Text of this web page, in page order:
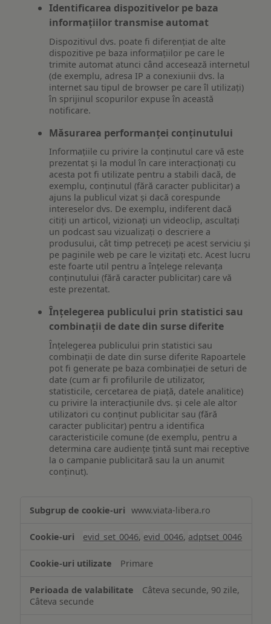
Identificarea dispozitivelor pe baza
informațiilor transmise automat
Dispozitivul dvs. poate fi diferențiat de alte
dispozitive pe baza informațiilor pe care le
trimite automat atunci când accesează internetul
(de exemplu, adresa IP a conexiunii dvs. la
internet sau tipul de browser pe care îl utilizați)
în sprijinul scopurilor expuse în această
notificare.
Măsurarea performanței conținutului
Informațiile cu privire la conținutul care vă este
prezentat și la modul în care interacționați cu
acesta pot fi utilizate pentru a stabili dacă, de
exemplu, conținutul (fără caracter publicitar) a
ajuns la publicul vizat și dacă corespunde
intereselor dvs. De exemplu, indiferent dacă
citiți un articol, vizionați un videoclip, ascultați
un podcast sau vizualizați o descriere a
produsului, cât timp petreceți pe acest serviciu și
pe paginile web pe care le vizitați etc. Acest lucru
este foarte util pentru a înțelege relevanța
conținutului (fără caracter publicitar) care vă
este prezentat.
Înțelegerea publicului prin statistici sau
combinații de date din surse diferite
Înțelegerea publicului prin statistici sau
combinații de date din surse diferite Rapoartele
pot fi generate pe baza combinației de seturi de
date (cum ar fi profilurile de utilizator,
statisticile, cercetarea de piață, datele analitice)
cu privire la interacțiunile dvs. și cele ale altor
utilizatori cu conținut publicitar sau (fără
caracter publicitar) pentru a identifica
caracteristicile comune (de exemplu, pentru a
determina care audiențe țintă sunt mai receptive
la o campanie publicitară sau la un anumit
conținut).
www.viata-libera.ro
evid_set_0046, evid_0046, adptset_0046
Primare
Câteva secunde, 90 zile,
Câteva secunde